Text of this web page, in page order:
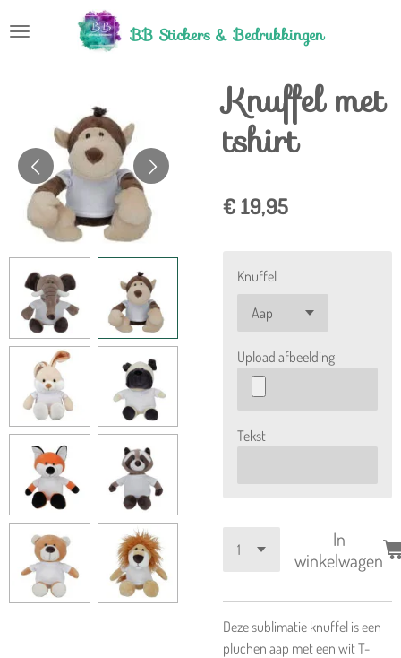
direct
hoofdinhoud
BB Stickers & Bedrukkingen
Knuffel met
tshirt
€ 19,95
Knuffel
Upload afbeelding
Tekst
In
winkelwagen
Deze sublimatie knuffel is een
pluchen aap met een wit T-